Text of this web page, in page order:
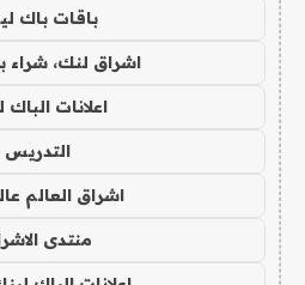
باقات باك
اشراق لنك، شراء
اعلانات الباك
التدريس
اشراق العالم
منتدى